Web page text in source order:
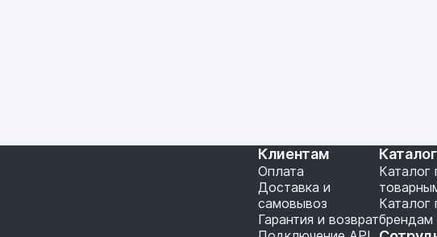
Клиентам
Оплата
Доставка и
самовывоз
Гарантия и возврат
Каталог
Каталог
брендам